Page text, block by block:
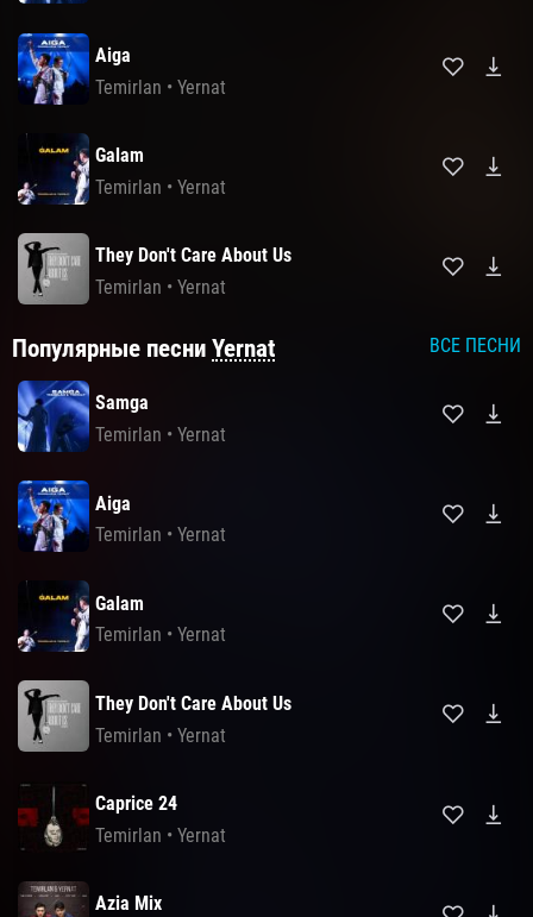
Aiga
Temirlan • Yernat
Galam
Temirlan • Yernat
They Don't Care About Us
Temirlan • Yernat
Популярные песни Yernat ВСЕ ПЕСНИ
Samga
Temirlan • Yernat
Aiga
Temirlan • Yernat
Galam
Temirlan • Yernat
They Don't Care About Us
Temirlan • Yernat
Caprice 24
Temirlan • Yernat
Azia Mix